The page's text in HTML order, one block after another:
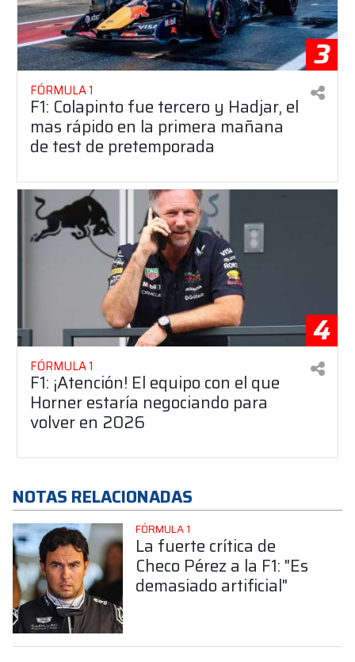
3
FÓRMULA 1
F1: Colapinto fue tercero y Hadjar, el
mas rápido en la primera mañana
de test de pretemporada
4
FÓRMULA 1
F1: ¡Atención! El equipo con el que
Horner estaría negociando para
volver en 2026
NOTAS RELACIONADAS
FÓRMULA 1
La fuerte crítica de
Checo Pérez a la F1: "Es
demasiado artificial"